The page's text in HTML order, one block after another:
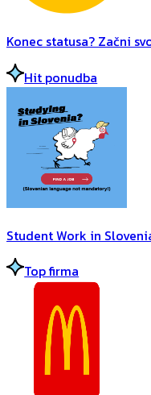
Konec statusa? Začni
Hit ponudba
Student Work in
Top firma